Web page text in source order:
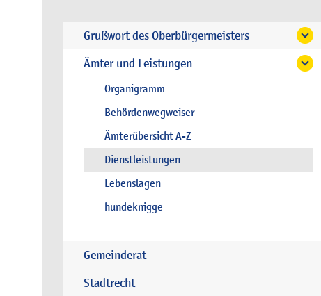
Grußwort des Oberbürgermeisters
Ämter und Leistungen
Organigramm
Behördenwegweiser
Ämterübersicht A-Z
Dienstleistungen
Lebenslagen
hundeknigge
Gemeinderat
Stadtrecht